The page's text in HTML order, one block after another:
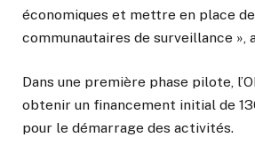
économiques et mettre en place
communautaires de surveillance »,
Dans une première phase pilote,
obtenir un financement initial de
pour le démarrage des activités.